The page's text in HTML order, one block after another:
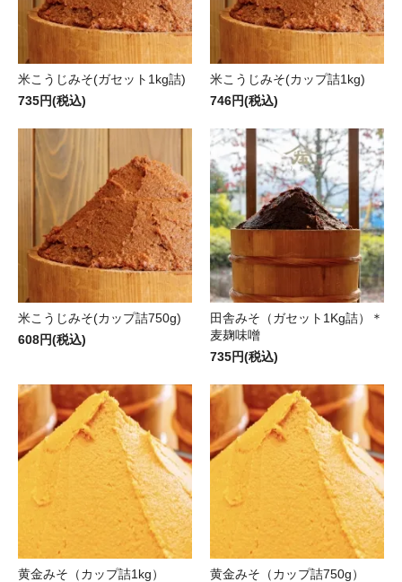
米こうじみそ(ガセット1kg詰)
735円(税込)
米こうじみそ(カップ詰1kg)
746円(税込)
米こうじみそ(カップ詰750g)
608円(税込)
田舎みそ（ガセット1Kg詰）＊
麦麹味噌
735円(税込)
黄金みそ（カップ詰1kg）
黄金みそ（カップ詰750g）